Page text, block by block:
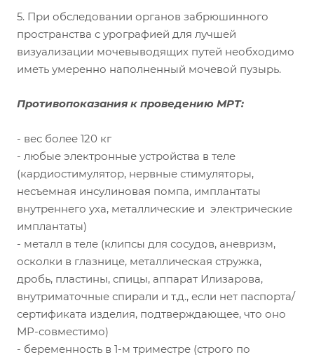
5. При обследовании органов забрюшинного
пространства с урографией для лучшей
визуализации мочевыводящих путей необходимо
иметь умеренно наполненный мочевой пузырь.
Противопоказания к проведению МРТ:
- вес более 120 кг
- любые электронные устройства в теле
(кардиостимулятор, нервные стимуляторы,
несъемная инсулиновая помпа, имплантаты
внутреннего уха, металлические и электрические
имплантаты)
- металл в теле (клипсы для сосудов, аневризм,
осколки в глазнице, металлическая стружка,
дробь, пластины, спицы, аппарат Илизарова,
внутриматочные спирали и т.д., если нет паспорта/
сертификата изделия, подтверждающее, что оно
МР-совместимо)
- беременность в 1-м триместре (строго по